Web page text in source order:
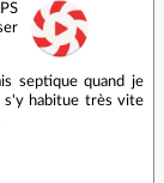
septique quand je
s'y habitue très vite